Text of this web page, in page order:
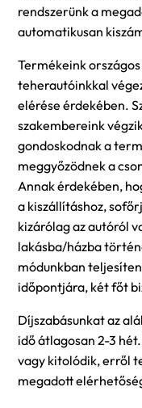
rendszerünk a
automatikusan
Termékeink
teherautóinkkal
elérése érdekében.
szakembereink
gondoskodnak a
meggyőzödnek a
Annak érdekében,
a kiszállításhoz,
kizárólag az autóról
lakásba/házba
módunkban
időpontjára, két főt
Díjszabásunkat az
idő átlagosan 2-3
vagy kitolódik, erről
megadott